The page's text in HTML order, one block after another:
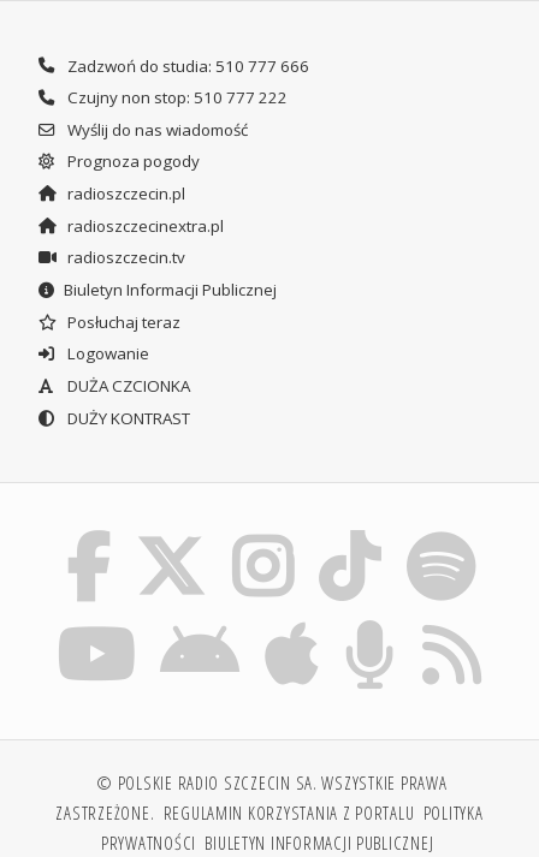
Zadzwoń do studia: 510 777 666
Czujny non stop: 510 777 222
Wyślij do nas wiadomość
Prognoza pogody
radioszczecin.pl
radioszczecinextra.pl
radioszczecin.tv
Biuletyn Informacji Publicznej
Posłuchaj teraz
Logowanie
DUŻA CZCIONKA
DUŻY KONTRAST
© POLSKIE RADIO SZCZECIN SA. WSZYSTKIE PRAWA
ZASTRZEŻONE. REGULAMIN KORZYSTANIA Z PORTALU POLITYKA
PRYWATNOŚCI BIULETYN INFORMACJI PUBLICZNEJ